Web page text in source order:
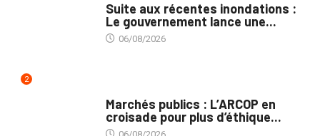
Suite aux récentes inondations :
Le gouvernement lance une...
06/08/2026
2
Marchés publics : L’ARCOP en
croisade pour plus d’éthique...